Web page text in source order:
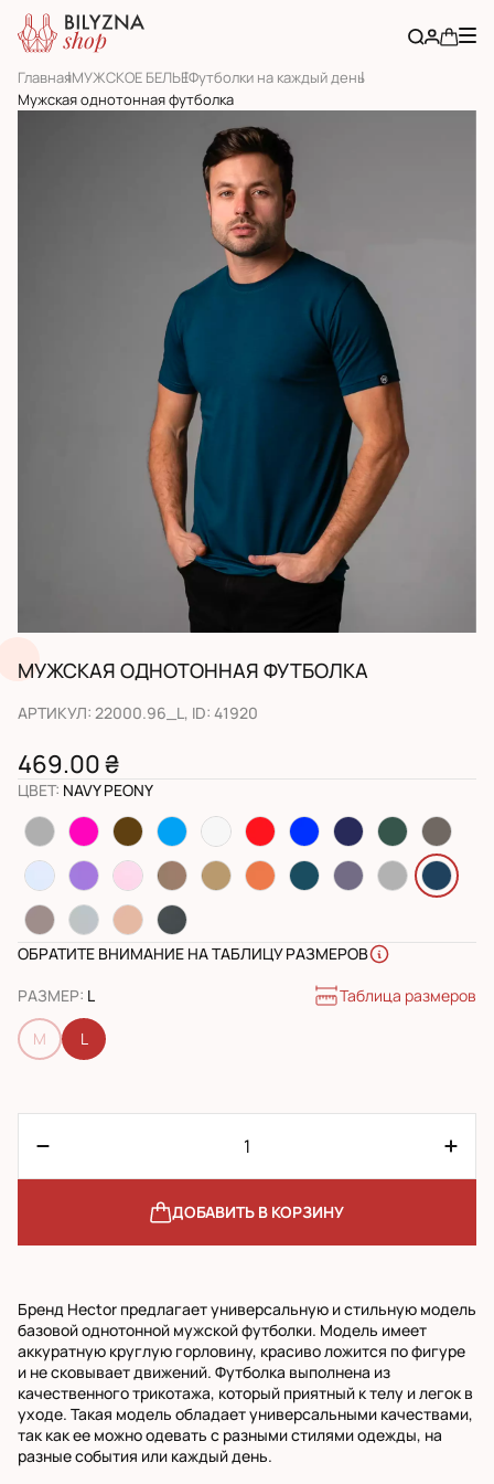
ГлавнаяМУЖСКОЕ БЕЛЬЕФутболки на каждый день
Мужская однотонная футболка
МУЖСКАЯ ОДНОТОННАЯ ФУТБОЛКА
АРТИКУЛ: 22000.96_L, ID: 41920
469.00 ₴
ЦВЕТ: NAVY PEONY
ОБРАТИТЕ ВНИМАНИЕ НА ТАБЛИЦУ РАЗМЕРОВ
РАЗМЕР: L Таблица размеров
M L
ДОБАВИТЬ В КОРЗИНУ
Бренд Hector предлагает универсальную и стильную модель
базовой однотонной мужской футболки. Модель имеет
аккуратную круглую горловину, красиво ложится по фигуре
и не сковывает движений. Футболка выполнена из
качественного трикотажа, который приятный к телу и легок в
уходе. Такая модель обладает универсальными качествами,
так как ее можно одевать с разными стилями одежды, на
разные события или каждый день.